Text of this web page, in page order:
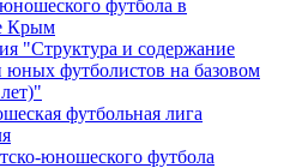
юношеского футбола в
Крым
"Структура и содержание
юных футболистов на базовом
футбольная лига
юношеского футбола